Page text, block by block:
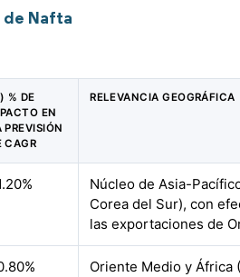
de Nafta
% DE
EN
PREVISIÓN
CAGR
RELEVANCIA GEOGRÁFICA
Núcleo de Asia-
Corea del Sur), con
las exportaciones de
Oriente Medio y África